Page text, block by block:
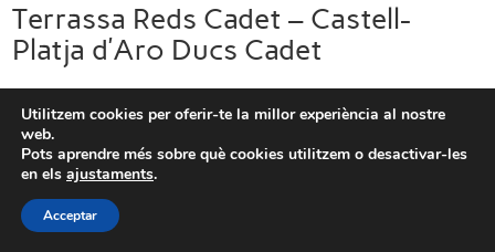
Terrassa Reds Cadet – Castell-
Platja d’Aro Ducs Cadet
L’Hospitalet Pioners Cadet –
Grizzlys Catalans Cadet
Utilitzem cookies per oferir-te la millor experiència al nostre
web.
Pots aprendre més sobre què cookies utilitzem o desactivar-les
en els ajustaments.
Acceptar